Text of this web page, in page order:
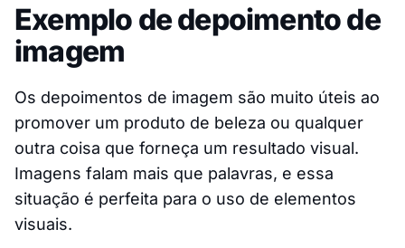
Exemplo de depoimento de
imagem
Os depoimentos de imagem são muito úteis ao
promover um produto de beleza ou qualquer
outra coisa que forneça um resultado visual.
Imagens falam mais que palavras, e essa
situação é perfeita para o uso de elementos
visuais.